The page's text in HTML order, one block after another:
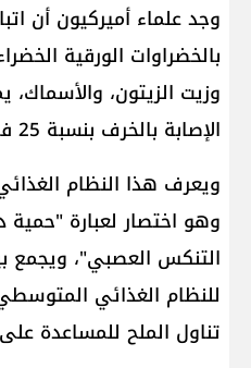
وجد علماء أميركيون أن
بالخضراوات الورقية
وزيت الزيتون،
الإصابة بالخرف بنسبة 25 في المئة.
وهو اختصار لعبارة
التنكس العصبي"، ويجمع
للنظام الغذائي
تناول الملح للمساعدة